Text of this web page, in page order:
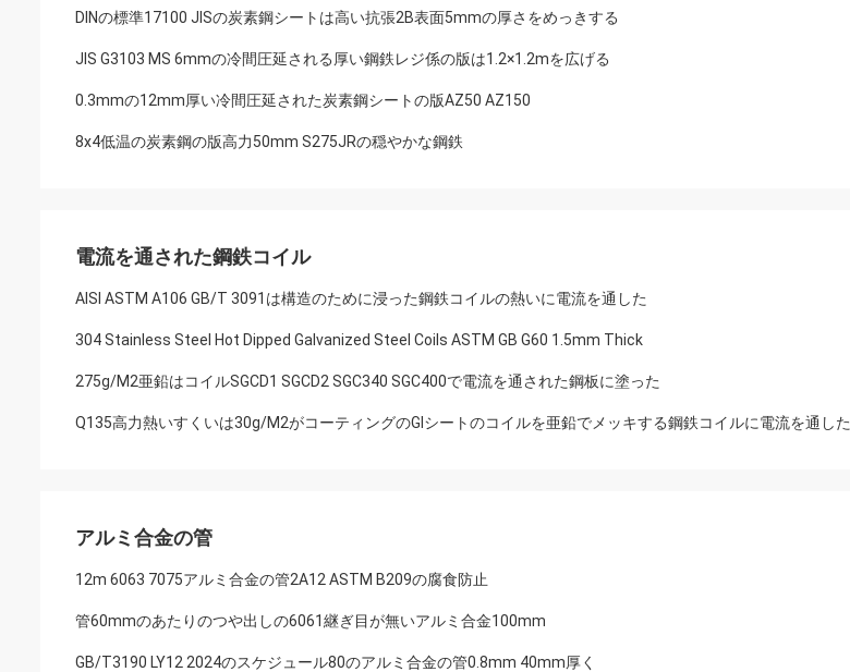
DINの標準17100 JISの炭素鋼シートは高い抗張2B表面5mmの厚さをめっきする
JIS G3103 MS 6mmの冷間圧延される厚い鋼鉄レジ係の版は1.2×1.2mを広げる
0.3mmの12mm厚い冷間圧延された炭素鋼シートの版AZ50 AZ150
8x4低温の炭素鋼の版高力50mm S275JRの穏やかな鋼鉄
電流を通された鋼鉄コイル
AISI ASTM A106 GB/T 3091は構造のために浸った鋼鉄コイルの熱いに電流を通した
304 Stainless Steel Hot Dipped Galvanized Steel Coils ASTM GB G60 1.5mm Thick
275g/M2亜鉛はコイルSGCD1 SGCD2 SGC340 SGC400で電流を通された鋼板に塗った
Q135高力熱いすくいは30g/M2がコーティングのGIシートのコイルを亜鉛でメッキする鋼鉄コイルに電流を通した
アルミ合金の管
12m 6063 7075アルミ合金の管2A12 ASTM B209の腐食防止
管60mmのあたりのつや出しの6061継ぎ目が無いアルミ合金100mm
GB/T3190 LY12 2024のスケジュール80のアルミ合金の管0.8mm 40mm厚く